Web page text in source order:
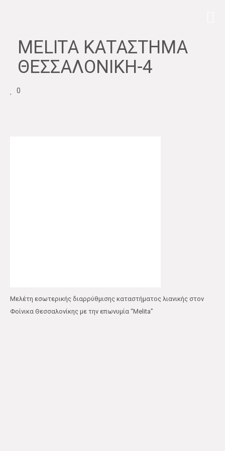
MELITA ΚΑΤΆΣΤΗΜΑ
ΘΕΣΣΑΛΟΝΊΚΗ-4
0
Μελέτη εσωτερικής διαρρύθμισης καταστήματος λιανικής στον
Φοίνικα Θεσσαλονίκης με την επωνυμία “Melita”